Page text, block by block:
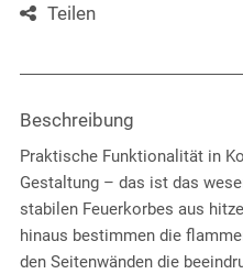
Teilen
Beschreibung
Praktische Funktionalität in
Gestaltung – das ist das
stabilen Feuerkorbes aus
hinaus bestimmen die
den Seitenwänden die